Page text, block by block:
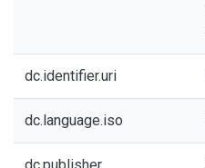
dc.identifier.uri
dc.language.iso